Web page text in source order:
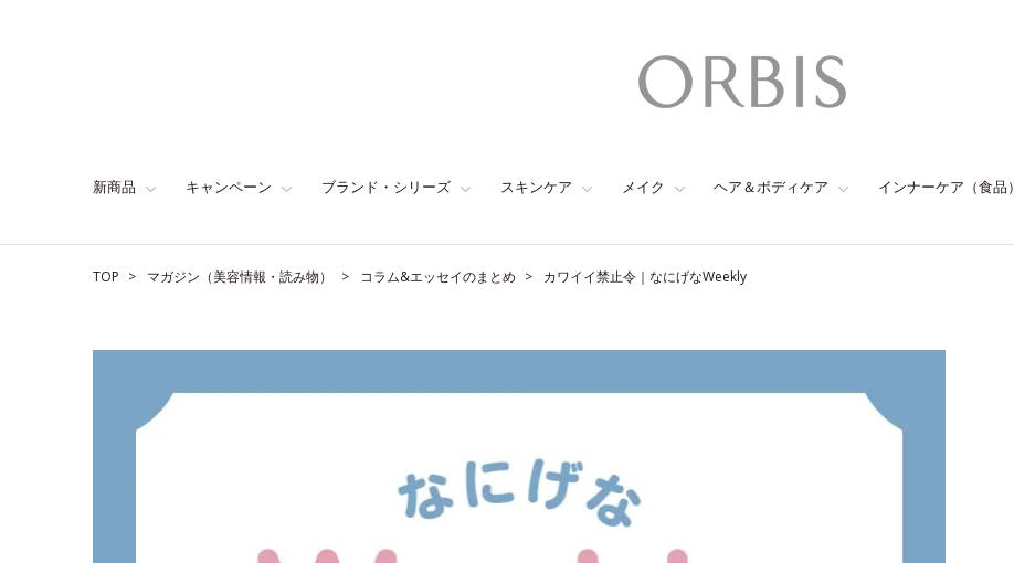
新商品 キャンペーン ブランド・シリーズ スキンケア メイク ヘア＆ボディケア インナーケア（食品）
TOP マガジン（美容情報・読み物） コラム&エッセイのまとめ カワイイ禁止令｜なにげなWeekly